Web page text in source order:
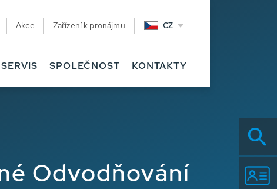
Akce Zařízení k pronájmu CZ
SERVIS SPOLEČNOST KONTAKTY
Odvodňování